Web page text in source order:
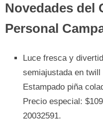
Novedades del
Personal
Luce fresca y
semiajustada en twill
Estampado piña
Precio especial:
20032591.